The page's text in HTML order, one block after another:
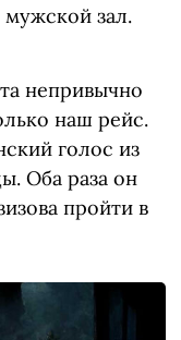
зал.
непривычно
наш рейс.
голос из
Оба раза он
пройти в